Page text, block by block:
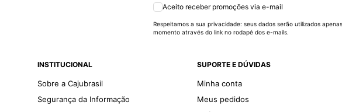
Aceito receber promoções via e-mail
Respeitamos a sua privacidade: seus dados serão utilizados
momento através do link no rodapé dos e-mails.
INSTITUCIONAL
Sobre a Cajubrasil
Segurança da Informação
SUPORTE E DÚVIDAS
Minha conta
Meus pedidos